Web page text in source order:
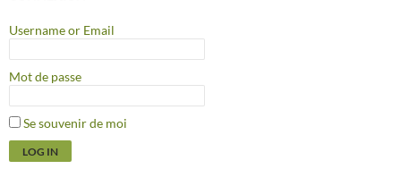
Username or Email
Mot de passe
Se souvenir de moi